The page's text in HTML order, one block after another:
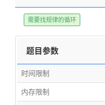
需要找规律的循环
题目参数
时间限制
内存限制